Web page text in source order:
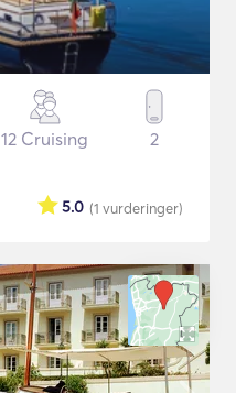
12 Cruising 2
(1 vurderinger)
5.0